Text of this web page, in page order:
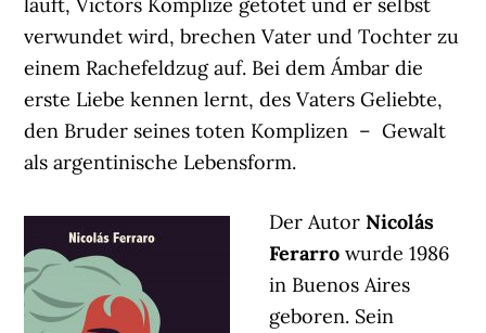
verwundet wird, brechen Vater und Tochter zu
einem Rachefeldzug auf. Bei dem Ámbar die
erste Liebe kennen lernt, des Vaters Geliebte,
den Bruder seines toten Komplizen – Gewalt
als argentinische Lebensform.
Der AutorNicolás
Ferarro wurde 1986
in Buenos Aires
geboren. Sein